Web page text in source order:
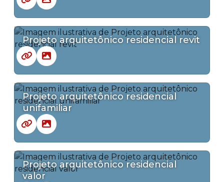
Projeto arquitetônico residencial revit
Projeto arquitetônico residencial
unifamiliar
Projeto arquitetônico residencial
valor